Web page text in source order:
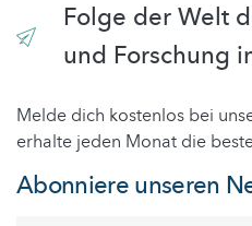
Folge der Welt
und Forschung
Melde dich kostenlos bei
erhalte jeden Monat die
Abonniere unseren